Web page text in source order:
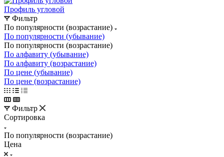
Профиль угловой
Фильтр
По популярности (возрастание)
По популярности (убывание)
По популярности (возрастание)
По алфавиту (убывание)
По алфавиту (возрастание)
По цене (убывание)
По цене (возрастание)
Фильтр
Сортировка
По популярности (возрастание)
Цена